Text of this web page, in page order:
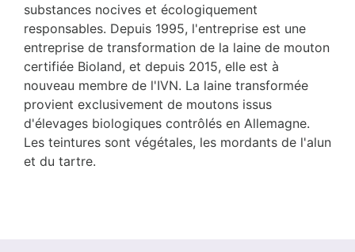
substances nocives et écologiquement
responsables. Depuis 1995, l'entreprise est une
entreprise de transformation de la laine de mouton
certifiée Bioland, et depuis 2015, elle est à
nouveau membre de l'IVN. La laine transformée
provient exclusivement de moutons issus
d'élevages biologiques contrôlés en Allemagne.
Les teintures sont végétales, les mordants de l'alun
et du tartre.